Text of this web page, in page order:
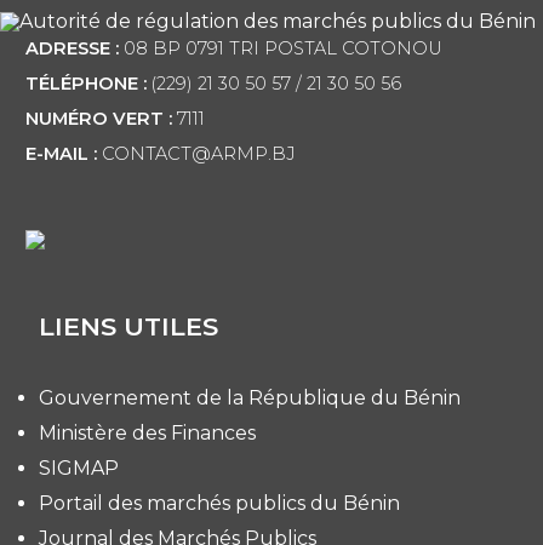
ADRESSE :08 BP 0791 TRI POSTAL COTONOU
TÉLÉPHONE :(229) 21 30 50 57 / 21 30 50 56
NUMÉRO VERT :7111
E-MAIL :CONTACT@ARMP.BJ
LIENS UTILES
Gouvernement de la République du Bénin
Ministère des Finances
SIGMAP
Portail des marchés publics du Bénin
Journal des Marchés Publics